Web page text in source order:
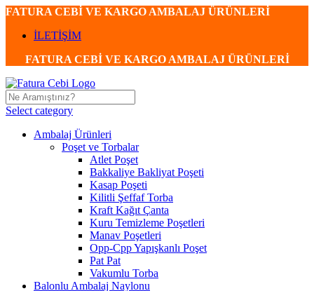
FATURA CEBİ VE KARGO AMBALAJ ÜRÜNLERİ
İLETİŞİM
FATURA CEBİ VE KARGO AMBALAJ ÜRÜNLERİ
Select category
Ambalaj Ürünleri
Poşet ve Torbalar
Atlet Poşet
Bakkaliye Bakliyat Poşeti
Kasap Poşeti
Kilitli Şeffaf Torba
Kraft Kağıt Çanta
Kuru Temizleme Poşetleri
Manav Poşetleri
Opp-Cpp Yapışkanlı Poşet
Pat Pat
Vakumlu Torba
Balonlu Ambalaj Naylonu